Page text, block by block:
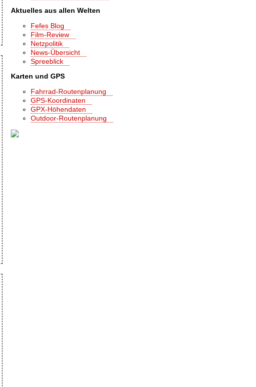
Aktuelles aus allen Welten
Fefes Blog
Film-Review
Netzpolitik
News-Übersicht
Spreeblick
Karten und GPS
Fahrrad-Routenplanung
GPS-Koordinaten
GPX-Höhendaten
Outdoor-Routenplanung